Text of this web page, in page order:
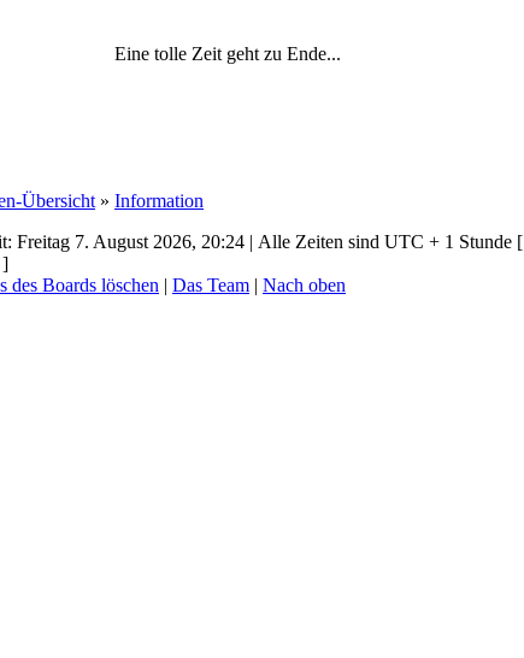
Eine tolle Zeit geht zu Ende...
Übersicht » Information
Freitag 7. August 2026, 20:24 | Alle Zeiten sind UTC + 1 Stunde [
]
des Boards löschen | Das Team | Nach oben